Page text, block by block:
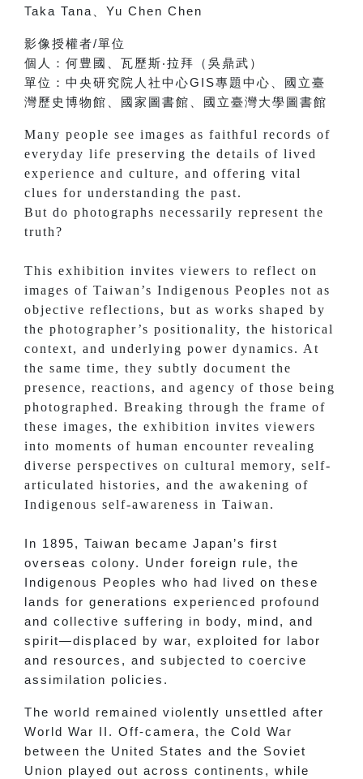
Taka Tana、 Yu Chen Chen
影像授權者/單位
個人： 何豊國、 瓦歷斯‧拉拜（吳鼎武）
單位： 中央研究院人社中心GIS專題中心、
國立臺
灣歷史博物館、
國家圖書館、 國立臺灣大學圖書館
Many people see images as faithful records of
everyday life preserving the details of lived
experience and culture, and offering vital
clues for understanding the past.
But do photographs necessarily represent the
truth?
This exhibition invites viewers to reflect on
images of Taiwan’s Indigenous Peoples not as
objective reflections, but as works shaped by
the photographer’s positionality, the historical
context, and underlying power dynamics. At
the same time, they subtly document the
presence, reactions, and agency of those being
photographed. Breaking through the frame of
these images, the exhibition invites viewers
into moments of human encounter revealing
diverse perspectives on cultural memory, self-
articulated histories, and the awakening of
Indigenous self-awareness in Taiwan.
In 1895, Taiwan became Japan’s first
overseas colony. Under foreign rule, the
Indigenous Peoples who had lived on these
lands for generations experienced profound
and collective suffering in body, mind, and
spirit—displaced by war, exploited for labor
and resources, and subjected to coercive
assimilation policies.
The world remained violently unsettled after
World War II. Off-camera, the Cold War
between the United States and the Soviet
Union played out across continents, while